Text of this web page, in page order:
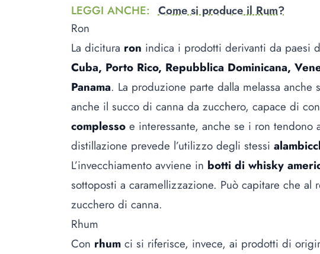
LEGGI ANCHE: Come si produce il Rum?
Ron
La dicitura ron indica i prodotti derivanti da paesi
Cuba, Porto Rico, Repubblica Dominicana,
Panama. La produzione parte dalla melassa
anche il succo di canna da zucchero, capace di
complesso e interessante, anche se i ron
distillazione prevede l’utilizzo degli stessi
L’invecchiamento avviene in botti di whisky
sottoposti a caramellizzazione. Può capitare che
zucchero di canna.
Rhum
Con rhum ci si riferisce, invece, ai prodotti di